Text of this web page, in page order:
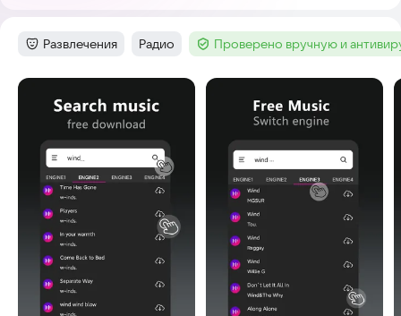
Категория:
Развлечения Тег:
Радио Тег :Проверено вручную и
Скриншоты